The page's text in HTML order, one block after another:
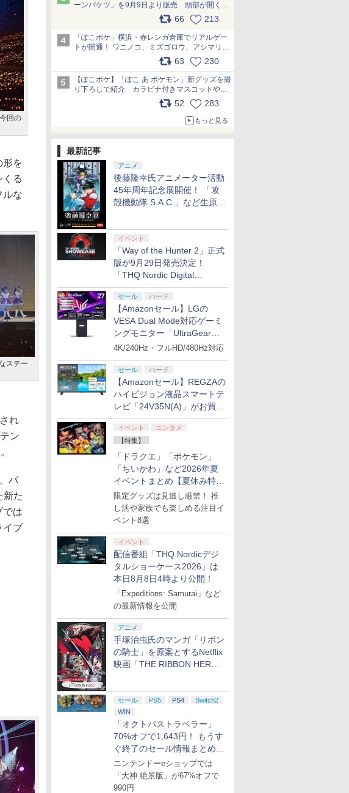
ーンバケツ」を9月9日より販売 頭部が開く仕
組み。味は恐怖を堪のう「味噌フレーバー」
66 213
「ぽこポケ」横浜・赤レンガ倉庫でリアルゲー
トが開通！ ワニノコ、ミズゴロウ、アシマリ登
場シーンをレポート pic.x.com/LDgEByVl6D
63 230
【ぽこポケ】「ぽこ あ ポケモン」新グッズを撮
り下ろしで紹介 カラビナ付きマスコットやス
52 283
もっと見る
最新記事
アニメ
後藤隆幸氏アニメーター活動
45年周年記念展開催！ 「攻
殻機動隊 S.A.C.」など生原
イベント
「Way of the Hunter 2」正式
版が9月29日発売決定！
「THQ Nordic Digital
Showcase 2026」まとめ
セール ハード
【Amazonセール】LGの
VESA Dual Mode対応ゲーミ
ングモニター「UltraGear
27G850A-B」がお買い得！
4K/240Hz・フルHD/480Hz対応
セール ハード
【Amazonセール】REGZAの
ハイビジョン液晶スマートテ
レビ「24V35N(A)」がお買い
得！
イベント
エンタメ
【特集】
「ドラクエ」「ポケモン」
「ちいかわ」など2026年夏
イベントまとめ【夏休み特
集】
限定グッズは見逃し厳禁！ 推
し活や家族でも楽しめる注目イ
ベント8選
イベント
配信番組「THQ Nordicデジ
タルショーケース2026」は
本日8月8日4時より公開！
「Expeditions: Samurai」など
の最新情報を公開
アニメ
手塚治虫氏のマンガ「リボン
の騎士」を原案とするNetflix
映画「THE RIBBON HERO
セール PS5 PS4
Switch2
WIN
「オクトパストラベラー」
70%オフで1,643円！ もうす
ぐ終了のセール情報まとめ
【8月8日更新】
ニンテンドーeショップでは
「大神 絶景版」が67%オフで
990円
回の
形を
る
ルな
ステー
れ
ン
バ
新た
では
イブ